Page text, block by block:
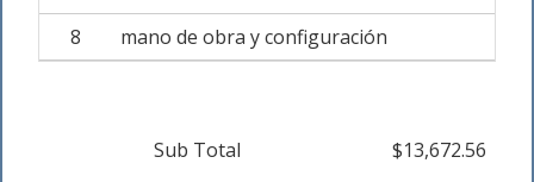
8 mano de obra y configuración
Sub Total $13,672.56